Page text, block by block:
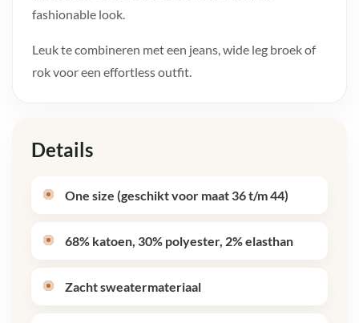
fashionable look.
Leuk te combineren met een jeans, wide leg broek of
rok voor een effortless outfit.
Details
One size (geschikt voor maat 36 t/m 44)
68% katoen, 30% polyester, 2% elasthan
Zacht sweatermateriaal